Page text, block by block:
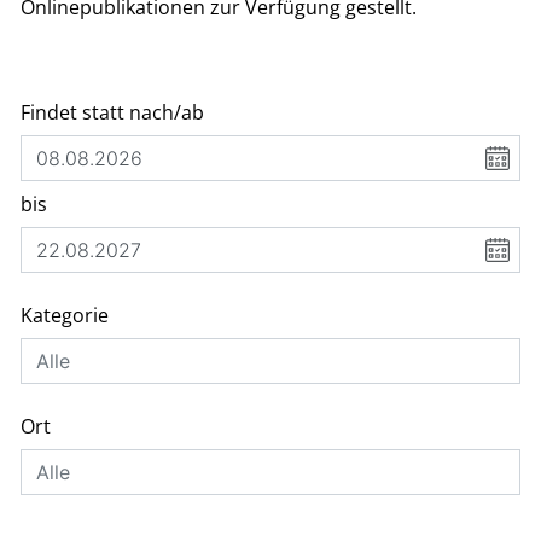
Onlinepublikationen zur Verfügung gestellt.
Findet statt nach/ab
bis
Kategorie
Ort